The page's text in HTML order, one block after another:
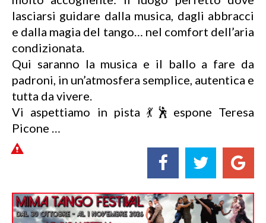
lasciarsi guidare dalla musica, dagli abbracci
e dalla magia del tango… nel comfort dell’aria
condizionata.
Qui saranno la musica e il ballo a fare da
padroni, in un’atmosfera semplice, autentica e
tutta da vivere.
Vi aspettiamo in pista 💃🕺espone Teresa
Picone …